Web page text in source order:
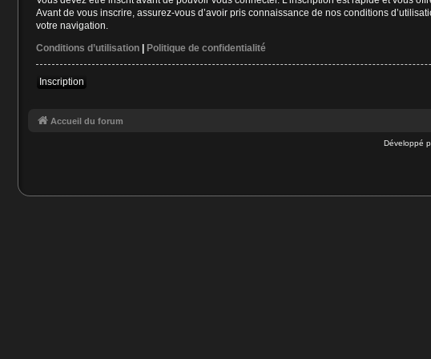
Avant de vous inscrire, assurez-vous d’avoir pris connaissance de nos conditions
votre navigation.
Conditions d’utilisation | Politique de confidentialité
Inscription
Accueil du forum
Développé